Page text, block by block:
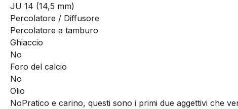
JU 14 (14,5 mm)
Percolatore / Diffusore
Percolatore a tamburo
Ghiaccio
No
Foro del calcio
No
Olio
NoPratico e carino, questi sono i primi due aggettivi che